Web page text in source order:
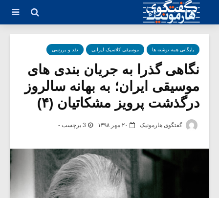
بایگانی همه نوشته ها موسیقی کلاسیک ایرانی نقد و بررسی
نگاهی گذرا به جریان بندی های
موسیقی ایران؛ به بهانه سالروز
درگذشت پرویز مشکاتیان (۴)
گفتگوی هارمونیک ۲۰ مهر ۱۳۹۸ 3 برچسب -